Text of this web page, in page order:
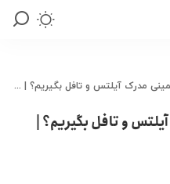
مدرک آیلتس و تافل بگیریم؟ | لایزرو
و تافل بگیریم؟ |